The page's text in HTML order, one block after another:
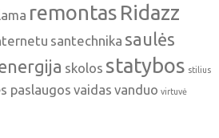
remontas Ridazz
santechnika saulės
skolos statybos stilius
paslaugos vaidas vanduo virtuvė